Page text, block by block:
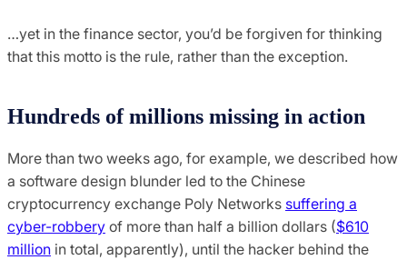
…yet in the finance sector, you’d be forgiven for thinking
that this motto is the rule, rather than the exception.
Hundreds of millions missing in action
More than two weeks ago, for example, we described how
a software design blunder led to the Chinese
cryptocurrency exchange Poly Networks suffering a
cyber-robbery of more than half a billion dollars ($610
million in total, apparently), until the hacker behind the